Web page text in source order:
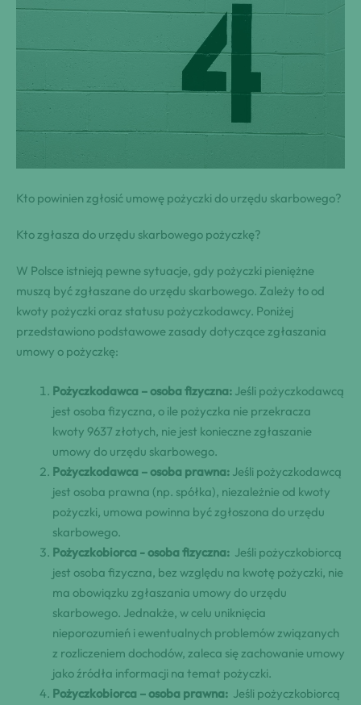
Kto powinien ​zgłosić umowę pożyczki do​ urzędu skarbowego?
Kto ​zgłasza do urzędu skarbowego pożyczkę?
W⁢ Polsce istnieją pewne sytuacje, gdy ⁤pożyczki pieniężne
muszą być zgłaszane​ do ​urzędu‍ skarbowego. Zależy to ⁢od
kwoty pożyczki oraz​ statusu pożyczkodawcy. Poniżej⁣
przedstawiono podstawowe zasady dotyczące ⁢zgłaszania
umowy o pożyczkę:
Pożyczkodawca – osoba​ fizyczna: Jeśli pożyczkodawcą
‍jest osoba fizyczna, o ile⁤ pożyczka nie przekracza
kwoty⁣ 9637‍ złotych, nie jest konieczne zgłaszanie
umowy‍ do​ urzędu skarbowego.
Pożyczkodawca​⁤ – osoba‌ prawna: Jeśli pożyczkodawcą
jest⁢ osoba prawna (np. spółka),‍ niezależnie od ⁢kwoty
pożyczki,‍ umowa powinna ⁤być zgłoszona do​ urzędu
skarbowego.
Pożyczkobiorca -‌ osoba ‌fizyczna: ‍ Jeśli‍ pożyczkobiorcą
jest osoba⁢ fizyczna, bez‌ względu ​na kwotę pożyczki, nie
ma obowiązku ⁢zgłaszania ⁢‍umowy do urzędu
skarbowego. Jednakże, w celu ‍uniknięcia​
nieporozumień​ i ewentualnych problemów związanych
z rozliczeniem‍ ⁢dochodów,⁤⁢ zaleca się⁤ zachowanie umowy
jako źródła informacji na temat ‌pożyczki.
Pożyczkobiorca – osoba⁣ prawna: ‌ Jeśli ⁤⁢pożyczkobiorcą⁣